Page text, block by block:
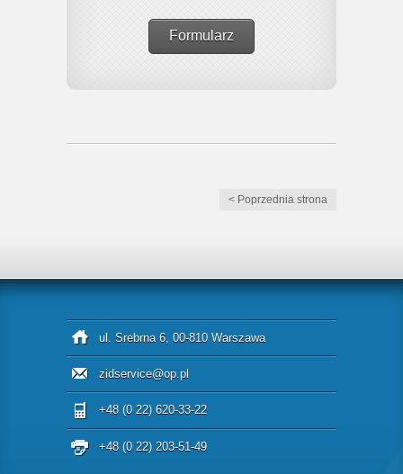
Formularz
< Poprzednia strona
ul. Srebrna 6, 00-810 Warszawa
zidservice@op.pl
+48 (0 22) 620-33-22
+48 (0 22) 203-51-49